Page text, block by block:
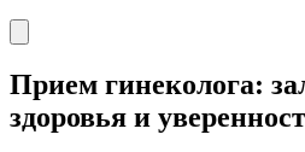
Прием гинеколога:
здоровья и